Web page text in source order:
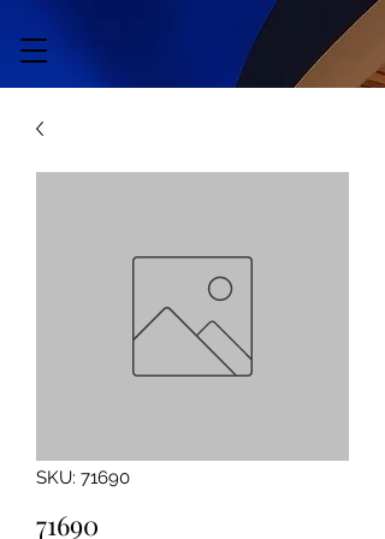
SKU: 71690
71690